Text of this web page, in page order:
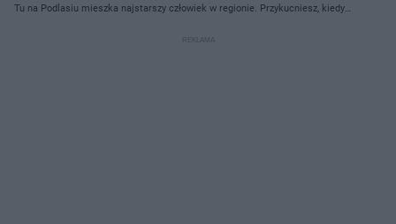
Tu na Podlasiu mieszka najstarszy człowiek w regionie. Przykucniesz, kiedy